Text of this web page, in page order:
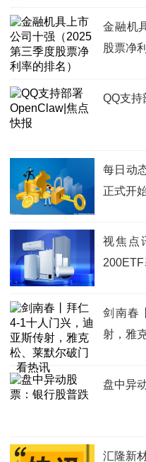
金融机
股票净
QQ支持
每日动
正式开
视焦点
剑南春
射，雅
盘中异
汇隆新